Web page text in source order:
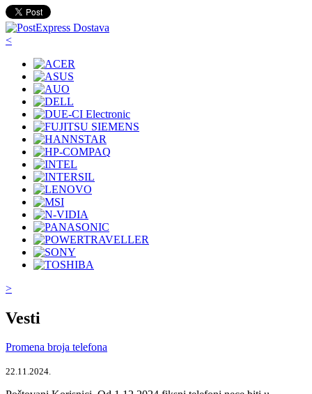
<
>
Vesti
Promena broja telefona
22.11.2024.